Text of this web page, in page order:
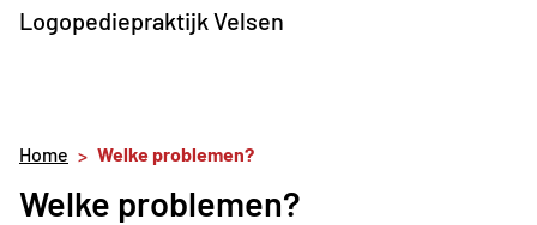
Logopediepraktijk Velsen
Home Welke problemen?
Welke problemen?